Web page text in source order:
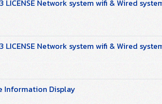
LICENSE Network system wifi & Wired
LICENSE Network system wifi & Wired
Information Display